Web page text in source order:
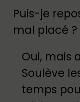
Puis-je
mal placé ?
Oui, mais
Soulève
temps